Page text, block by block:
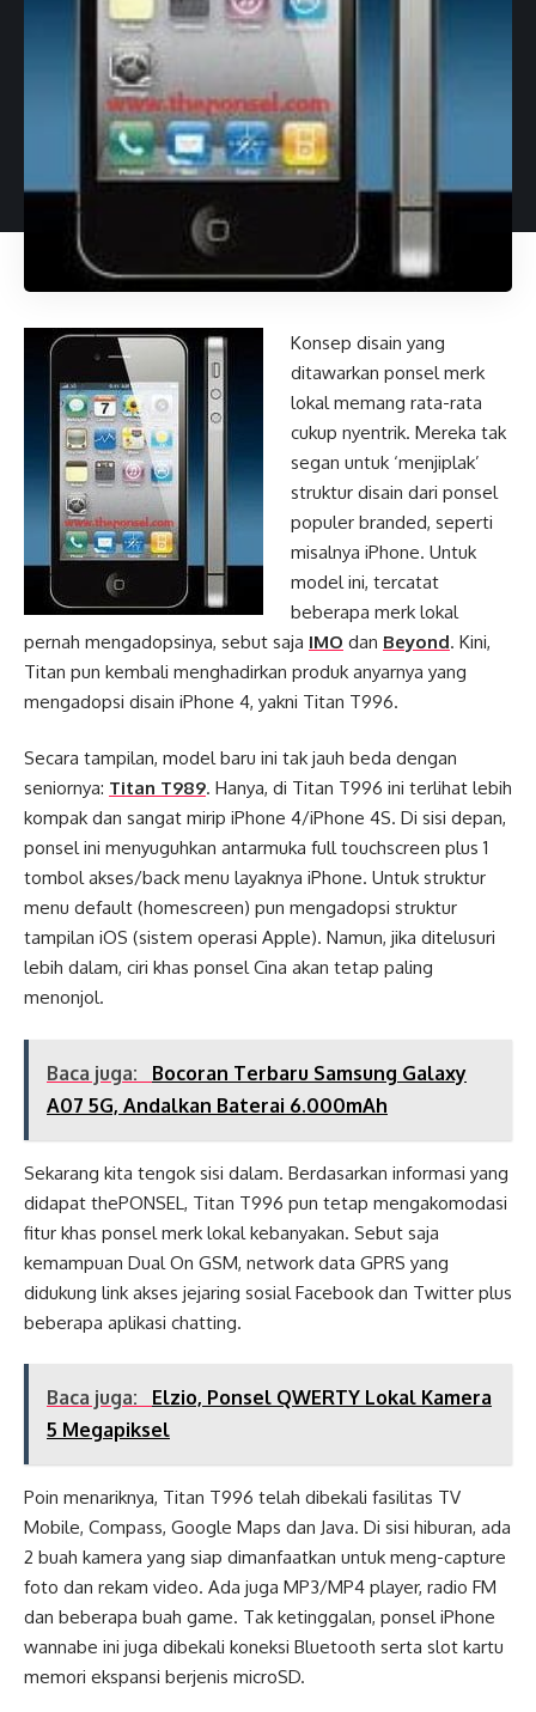
Konsep disain yang
ditawarkan ponsel merk
lokal memang rata-rata
cukup nyentrik. Mereka tak
segan untuk ‘menjiplak’
struktur disain dari ponsel
populer branded, seperti
misalnya iPhone. Untuk
model ini, tercatat
beberapa merk lokal
pernah mengadopsinya, sebut saja IMO dan Beyond. Kini,
Titan pun kembali menghadirkan produk anyarnya yang
mengadopsi disain iPhone 4, yakni Titan T996.
Secara tampilan, model baru ini tak jauh beda dengan
seniornya: Titan T989. Hanya, di Titan T996 ini terlihat lebih
kompak dan sangat mirip iPhone 4/iPhone 4S. Di sisi depan,
ponsel ini menyuguhkan antarmuka full touchscreen plus 1
tombol akses/back menu layaknya iPhone. Untuk struktur
menu default (homescreen) pun mengadopsi struktur
tampilan iOS (sistem operasi Apple). Namun, jika ditelusuri
lebih dalam, ciri khas ponsel Cina akan tetap paling
menonjol.
Baca juga:
Bocoran Terbaru Samsung Galaxy
A07 5G, Andalkan Baterai 6.000mAh
Sekarang kita tengok sisi dalam. Berdasarkan informasi yang
didapat thePONSEL, Titan T996 pun tetap mengakomodasi
fitur khas ponsel merk lokal kebanyakan. Sebut saja
kemampuan Dual On GSM, network data GPRS yang
didukung link akses jejaring sosial Facebook dan Twitter plus
beberapa aplikasi chatting.
Baca juga:
Elzio, Ponsel QWERTY Lokal Kamera
5 Megapiksel
Poin menariknya, Titan T996 telah dibekali fasilitas TV
Mobile, Compass, Google Maps dan Java. Di sisi hiburan, ada
2 buah kamera yang siap dimanfaatkan untuk meng-capture
foto dan rekam video. Ada juga MP3/MP4 player, radio FM
dan beberapa buah game. Tak ketinggalan, ponsel iPhone
wannabe ini juga dibekali koneksi Bluetooth serta slot kartu
memori ekspansi berjenis microSD.